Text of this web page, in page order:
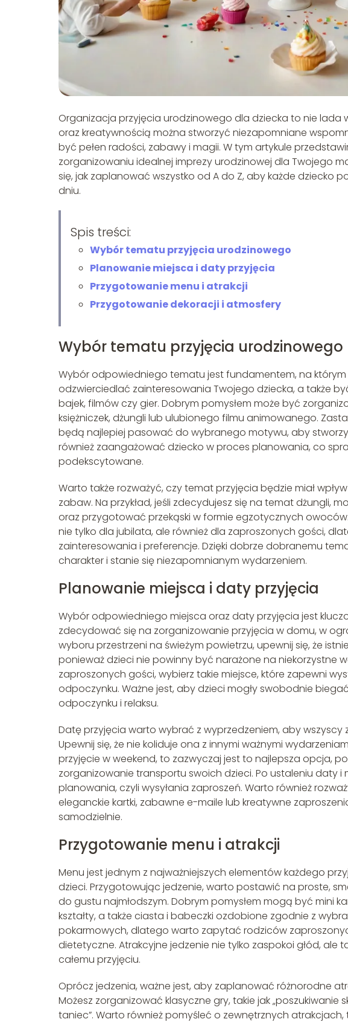
Organizacja przyjęcia urodzinowego dla dziecka to nie lada
oraz kreatywnością można stworzyć niezapomniane
być pełen radości, zabawy i magii. W tym artykule
zorganizowaniu idealnej imprezy urodzinowej dla Twojego
się, jak zaplanować wszystko od A do Z, aby każde dziecko
dniu.
Spis treści:
Wybór tematu przyjęcia urodzinowego
Planowanie miejsca i daty przyjęcia
Przygotowanie menu i atrakcji
Przygotowanie dekoracji i atmosfery
Wybór tematu przyjęcia urodzinowego
Wybór odpowiedniego tematu jest fundamentem, na którym
odzwierciedlać zainteresowania Twojego dziecka, a także
bajek, filmów czy gier. Dobrym pomysłem może być
księżniczek, dżungli lub ulubionego filmu animowanego.
będą najlepiej pasować do wybranego motywu, aby
również zaangażować dziecko w proces planowania, co
podekscytowane.
Warto także rozważyć, czy temat przyjęcia będzie miał
zabaw. Na przykład, jeśli zdecydujesz się na temat dżungli,
oraz przygotować przekąski w formie egzotycznych
nie tylko dla jubilata, ale również dla zaproszonych gości,
zainteresowania i preferencje. Dzięki dobrze dobranemu
charakter i stanie się niezapomnianym wydarzeniem.
Planowanie miejsca i daty przyjęcia
Wybór odpowiedniego miejsca oraz daty przyjęcia jest
zdecydować się na zorganizowanie przyjęcia w domu, w
wyboru przestrzeni na świeżym powietrzu, upewnij się, że
ponieważ dzieci nie powinny być narażone na niekorzystne
zaproszonych gości, wybierz takie miejsce, które zapewni
odpoczynku. Ważne jest, aby dzieci mogły swobodnie
odpoczynku i relaksu.
Datę przyjęcia warto wybrać z wyprzedzeniem, aby
Upewnij się, że nie koliduje ona z innymi ważnymi
przyjęcie w weekend, to zazwyczaj jest to najlepsza opcja,
zorganizowanie transportu swoich dzieci. Po ustaleniu daty
planowania, czyli wysyłania zaproszeń. Warto również
eleganckie kartki, zabawne e-maile lub kreatywne
samodzielnie.
Przygotowanie menu i atrakcji
Menu jest jednym z najważniejszych elementów każdego
dzieci. Przygotowując jedzenie, warto postawić na proste,
do gustu najmłodszym. Dobrym pomysłem mogą być mini
kształty, a także ciasta i babeczki ozdobione zgodnie z
pokarmowych, dlatego warto zapytać rodziców
dietetyczne. Atrakcyjne jedzenie nie tylko zaspokoi głód, ale
całemu przyjęciu.
Oprócz jedzenia, ważne jest, aby zaplanować różnorodne
Możesz zorganizować klasyczne gry, takie jak „poszukiwanie
taniec”. Warto również pomyśleć o zewnętrznych